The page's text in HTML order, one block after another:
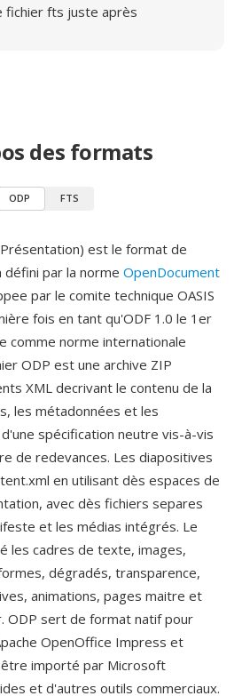
fichier fts juste après
des formats
ODP FTS
est le format de
par la norme OpenDocument
par le comite technique OASIS
fois en tant qu'ODF 1.0 le 1er
comme norme internationale
ODP est une archive ZIP
XML decrivant le contenu de la
les métadonnées et les
spécification neutre vis-à-vis
de redevances. Les diapositives
en utilisant dès espaces de
avec dès fichiers separes
et les médias intégrés. Le
les cadres de texte, images,
dégradés, transparence,
animations, pages maitre et
ODP sert de format natif pour
OpenOffice Impress et
importé par Microsoft
et d'autres outils commerciaux.